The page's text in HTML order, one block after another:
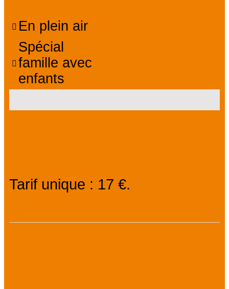
En plein air
Spécial
famille avec
enfants
Tarif unique : 17 €.